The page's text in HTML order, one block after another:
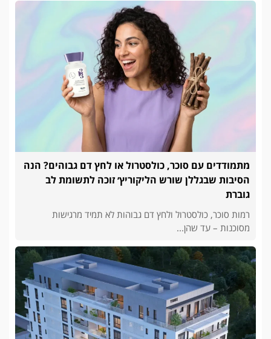
מתמודדים עם סוכר, כולסטרול או לחץ דם גבוהים? הנה
הסיבות שבגללן שורש הליקוריץ׳ זוכה לתשומת לב
גוברת
רמות סוכר, כולסטרול ולחץ דם גבוהות לא תמיד מרגישות
מסוכנות – עד שהן...